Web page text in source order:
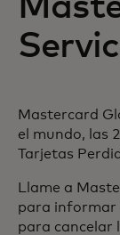
Mastercard
el mundo, las
Tarjetas
Llame a
para informar
para cancelar